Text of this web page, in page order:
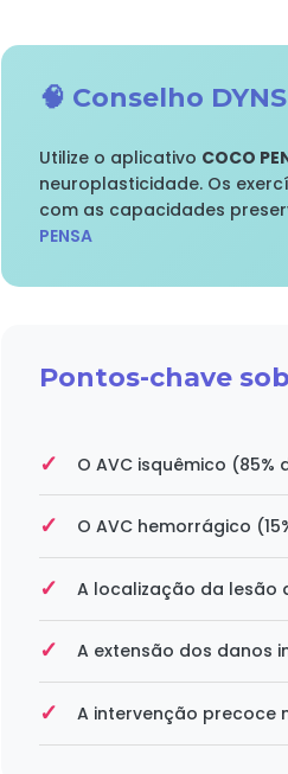
🧠 Conselho
Utilize o aplicativo COCO
neuroplasticidade. Os
com as capacidades
PENSA
Pontos-chave
O AVC isquêmico
O AVC hemorrágico
A localização da lesão
A extensão dos danos
A intervenção precoce